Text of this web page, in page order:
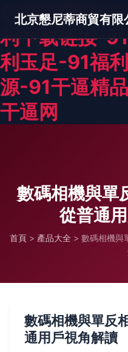
91福利微拍-
利下载链接-
利玉足-91福
源-91干逼精
干逼网
北京懇尼蒂商貿有限
數碼相機與單
從普通
首頁 > 產品大全 > 數碼相機與
數碼相機與單反
通用戶視角解讀